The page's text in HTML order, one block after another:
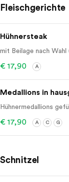
Fleischgerichte
Hühnersteak
mit Beilage nach Wahl
€ 17,90 A
Medallions in
Hühnermedallions
€ 17,90 A C G
Schnitzel